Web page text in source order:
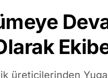
üreticilerinden